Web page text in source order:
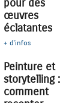
pour des
œuvres
éclatantes
+ d'infos
Peinture et
storytelling :
comment